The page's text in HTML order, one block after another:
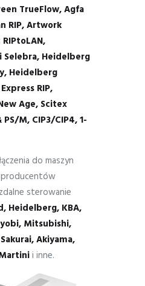
TrueFlow, Agfa
RIP, Artwork
Selebra, Heidelberg
Heidelberg
RIP,
Age, Scitex
M, CIP3/CIP4, 1-
do maszyn
sterowanie
Heidelberg, KBA,
Mitsubishi,
Akiyama,
i inne.